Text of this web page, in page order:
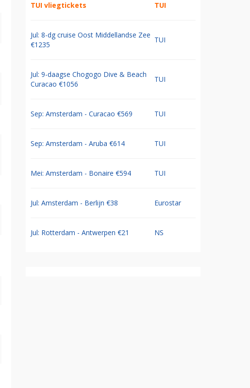
TUI vliegtickets TUI
Jul: 8-dg cruise Oost Middellandse Zee
€1235
TUI
Jul: 9-daagse Chogogo Dive & Beach
Curacao €1056
TUI
Sep: Amsterdam - Curacao €569 TUI
Sep: Amsterdam - Aruba €614 TUI
Mei: Amsterdam - Bonaire €594 TUI
Jul: Amsterdam - Berlijn €38 Eurostar
Jul: Rotterdam - Antwerpen €21 NS